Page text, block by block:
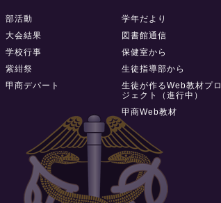
部活動
大会結果
学校行事
紫紺祭
甲商デパート
学年だより
図書館通信
保健室から
生徒指導部から
生徒が作るWeb教材プロ
ジェクト（進行中）
甲商Web教材